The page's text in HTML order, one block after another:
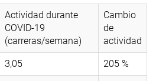
Actividad durante
COVID-19
(carreras/semana)
Cambio
de
actividad
3,05 205 %